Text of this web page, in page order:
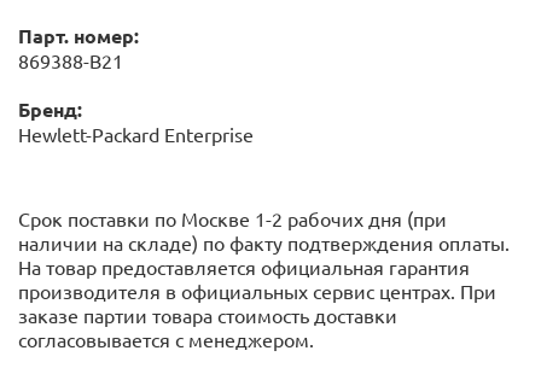
Парт. номер:
869388-B21
Бренд:
Hewlett-Packard Enterprise
Срок поставки по Москве 1-2 рабочих дня (при
наличии на складе) по факту подтверждения оплаты.
На товар предоставляется официальная гарантия
производителя в официальных сервис центрах. При
заказе партии товара стоимость доставки
согласовывается с менеджером.